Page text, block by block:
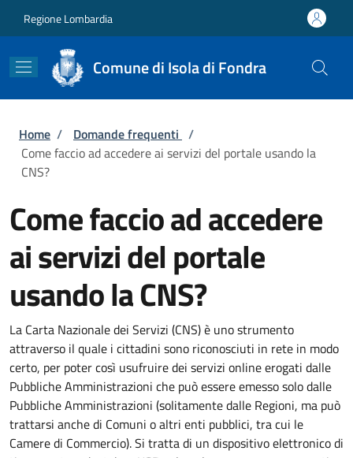
Regione Lombardia
Comune di Isola di Fondra
Briciole di pane
Home / Domande frequenti /
Come faccio ad accedere ai servizi del portale usando la
CNS?
Come faccio ad accedere
ai servizi del portale
usando la CNS?
La Carta Nazionale dei Servizi (CNS) è uno strumento
attraverso il quale i cittadini sono riconosciuti in rete in modo
certo, per poter così usufruire dei servizi online erogati dalle
Pubbliche Amministrazioni che può essere emesso solo dalle
Pubbliche Amministrazioni (solitamente dalle Regioni, ma può
trattarsi anche di Comuni o altri enti pubblici, tra cui le
Camere di Commercio).Si tratta di un dispositivo elettronico di